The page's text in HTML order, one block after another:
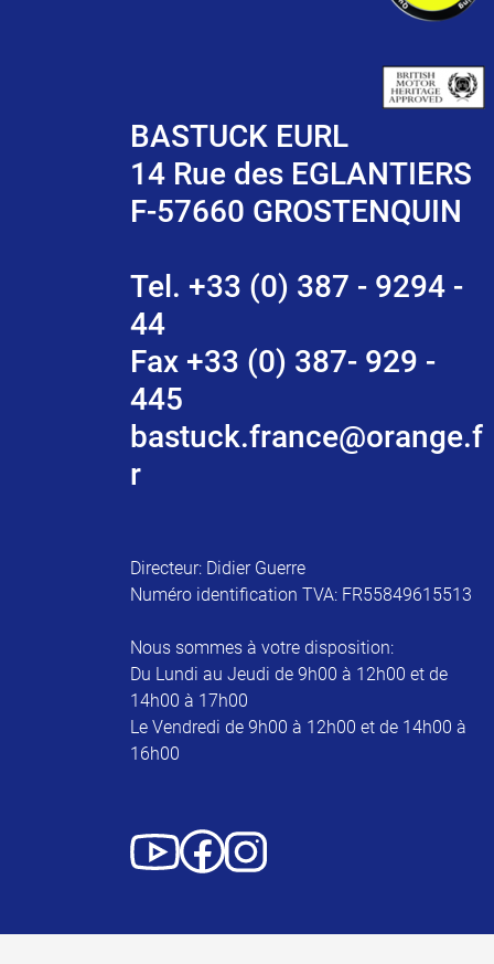
BASTUCK EURL
14 Rue des EGLANTIERS
F-57660 GROSTENQUIN
Tel. +33 (0) 387 - 9294 -
44
Fax +33 (0) 387- 929 -
445
bastuck.france@orange.f
r
Directeur: Didier Guerre
Numéro identification TVA: FR55849615513
Nous sommes à votre disposition:
Du Lundi au Jeudi de 9h00 à 12h00 et de
14h00 à 17h00
Le Vendredi de 9h00 à 12h00 et de 14h00 à
16h00